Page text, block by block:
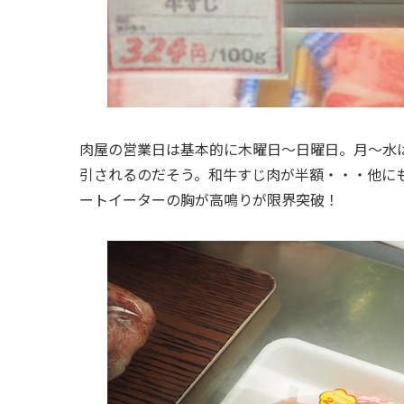
肉屋の営業日は基本的に木曜日～日曜日。月～
引されるのだそう。和牛すじ肉が半額・・・他
ートイーターの胸が高鳴りが限界突破！